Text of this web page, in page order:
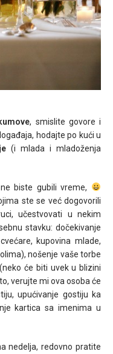
, smislite govore i
hodajte po kući u
(i mlada i mladoženja
biste gubili vreme,
ste se već dogovorili
učestvovati u nekim
stavku: dočekivanje
kupovina mlade,
nošenje vaše torbe
(neko će biti uvek u blizini
verujte mi ova osoba će
upućivanje gostiju ka
kartica sa imenima u
nedelja, redovno pratite